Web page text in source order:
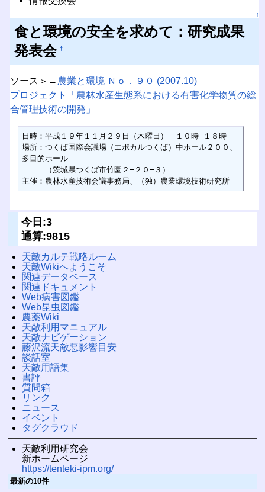
↑
食と環境の安全を求めて：研究成果
発表会 †
ソース＞→ 農業と環境 Ｎｏ．９０ (2007.10)
プロジェクト「農林水産生態系における有害化学物質の総
合管理技術の開発」
日時：平成１９年１１月２９日（木曜日）　１０時−１８時
場所：つくば国際会議場（エポカルつくば）中ホール２００、
多目的ホール
（茨城県つくば市竹園２−２０−３）
主催：農林水産技術会議事務局、（独）農業環境技術研究所
今日:3
通算:9815
天敵カルテ戦略ルーム
天敵Wikiへようこそ
関連データベース
関連ドキュメント
Web病害図鑑
Web昆虫図鑑
農薬Wiki
天敵利用マニュアル
天敵ナビゲーション
藤沢流天敵悪影響目安
談話室
天敵用語集
書評
質問箱
リンク
ニュース
イベント
タグクラウド
天敵利用研究会
新ホームページ
https://tenteki-ipm.org/
最新の10件